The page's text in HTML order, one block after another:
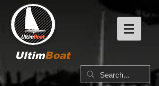
UltimBoat